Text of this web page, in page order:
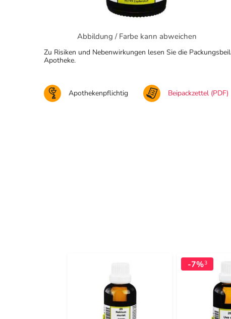
Abbildung / Farbe kann abweichen
Zu Risiken und Nebenwirkungen lesen Sie die
Apotheke.
Apothekenpflichtig Beipackzettel (PDF)
-7%3